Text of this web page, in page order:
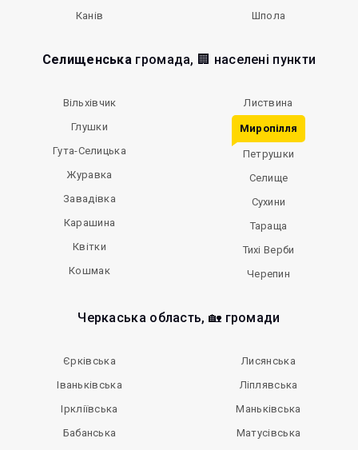
Канів
Шпола
Селищенська громада, 🏢 населені пункти
Вільхівчик
Глушки
Гута-Селицька
Журавка
Завадівка
Карашина
Квітки
Кошмак
Листвина
Миропілля
Петрушки
Селище
Сухини
Тараща
Тихі Верби
Черепин
Черкаська область, 🏡 громади
Єрківська
Іваньківська
Іркліївська
Бабанська
Лисянська
Ліплявська
Маньківська
Матусівська